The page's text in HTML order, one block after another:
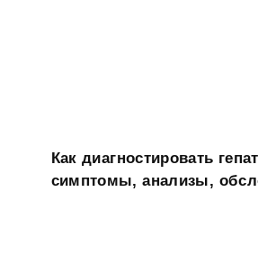
Как диагностировать
симптомы, анализы,